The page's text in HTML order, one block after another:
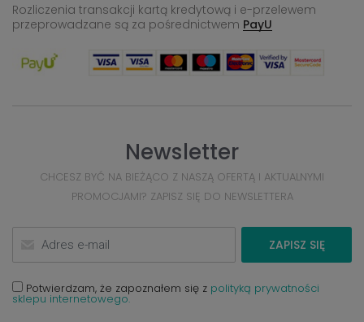
Rozliczenia transakcji kartą kredytową i e-przelewem
przeprowadzane są za pośrednictwem PayU
Newsletter
CHCESZ BYĆ NA BIEŻĄCO Z NASZĄ OFERTĄ I AKTUALNYMI
PROMOCJAMI? ZAPISZ SIĘ DO NEWSLETTERA
ZAPISZ SIĘ
Potwierdzam, że zapoznałem się z polityką prywatności
sklepu internetowego.